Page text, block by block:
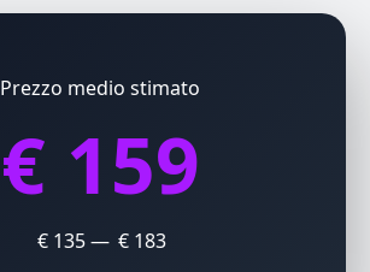
Prezzo medio stimato
€ 159
€ 135 — € 183